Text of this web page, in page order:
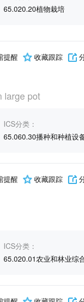
65.020.20植物栽培
提醒 收藏跟踪
large pot
ICS分类：
65.060.30播种和种植设
提醒 收藏跟踪
ICS分类：
65.020.01农业和林业综